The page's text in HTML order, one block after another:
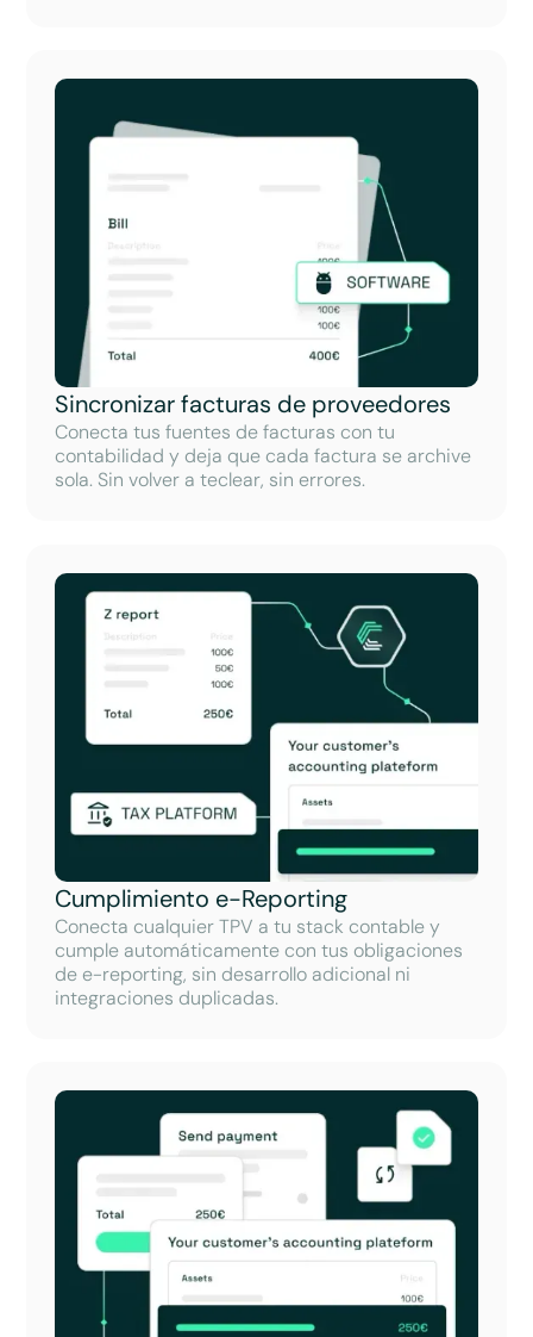
Sincronizar facturas de proveedores
Conecta tus fuentes de facturas con tu
contabilidad y deja que cada factura se archive
sola. Sin volver a teclear, sin errores.
Cumplimiento e-Reporting
Conecta cualquier TPV a tu stack contable y
cumple automáticamente con tus obligaciones
de e-reporting, sin desarrollo adicional ni
integraciones duplicadas.